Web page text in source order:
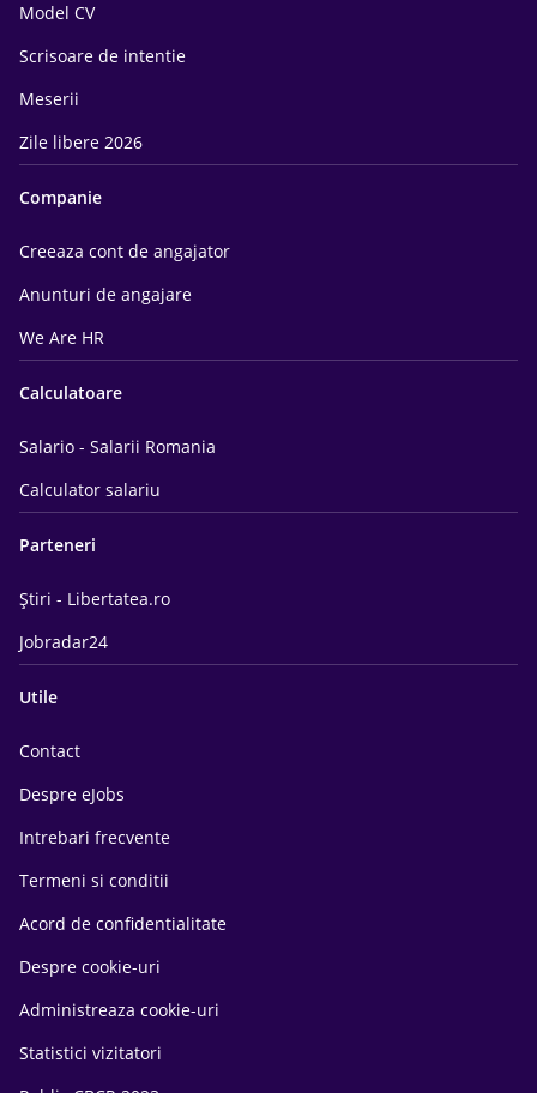
Model CV
Scrisoare de intentie
Meserii
Zile libere 2026
Companie
Creeaza cont de angajator
Anunturi de angajare
We Are HR
Calculatoare
Salario - Salarii Romania
Calculator salariu
Parteneri
Știri - Libertatea.ro
Jobradar24
Utile
Contact
Despre eJobs
Intrebari frecvente
Termeni si conditii
Acord de confidentialitate
Despre cookie-uri
Administreaza cookie-uri
Statistici vizitatori